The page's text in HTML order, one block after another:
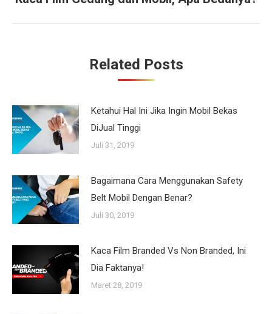
Related Posts
Ketahui Hal Ini Jika Ingin Mobil Bekas
DiJual Tinggi
Juli 31, 2019
Bagaimana Cara Menggunakan Safety
Belt Mobil Dengan Benar?
Juli 30, 2019
Kaca Film Branded Vs Non Branded, Ini
Dia Faktanya!
Maret 28, 2019